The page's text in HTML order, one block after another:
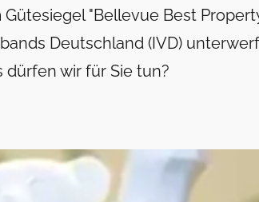
"Bellevue Best
Deutschland (IVD)
dürfen wir für Sie tun?